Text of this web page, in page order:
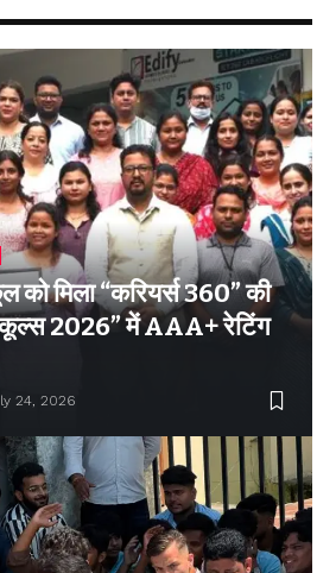
को मिला “करियर्स 360” की
2026” में AAA+ रेटिंग
24, 2026